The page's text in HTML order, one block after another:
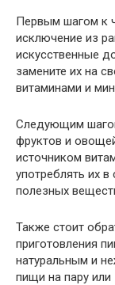
Первым шагом к
исключение из
искусственные
замените их на
витаминами и
Следующим
фруктов и
источником
употреблять их
полезных
Также стоит
приготовления
натуральным и
пищи на пару